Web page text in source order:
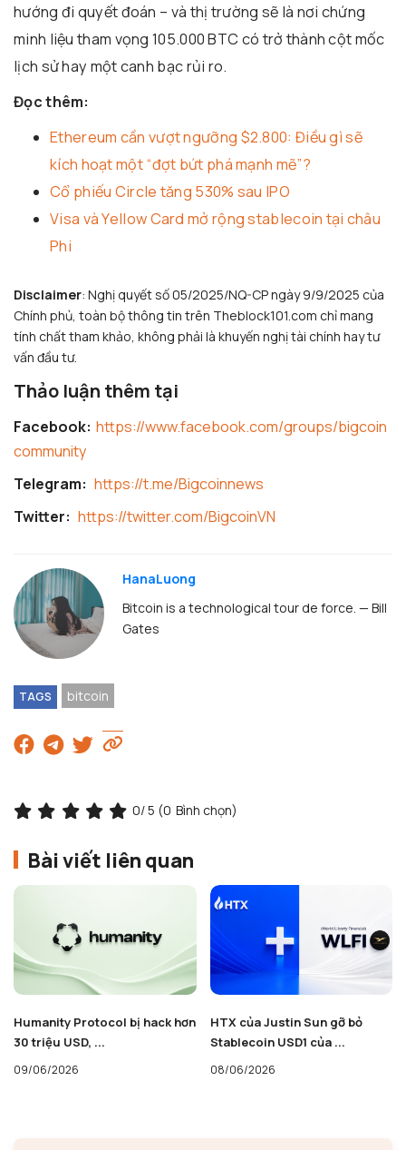
hướng đi quyết đoán – và thị trường sẽ là nơi chứng
minh liệu tham vọng 105.000 BTC có trở thành cột mốc
lịch sử hay một canh bạc rủi ro.
Đọc thêm:
Ethereum cần vượt ngưỡng $2.800: Điều gì sẽ
kích hoạt một “đợt bứt phá mạnh mẽ”?
Cổ phiếu Circle tăng 530% sau IPO
Visa và Yellow Card mở rộng stablecoin tại châu
Phi
Disclaimer: Nghị quyết số 05/2025/NQ-CP ngày 9/9/2025 của
Chính phủ, toàn bộ thông tin trên Theblock101.com chỉ mang
tính chất tham khảo, không phải là khuyến nghị tài chính hay tư
vấn đầu tư.
Thảo luận thêm tại
Facebook: https://www.facebook.com/groups/bigcoin
community
Telegram: https://t.me/Bigcoinnews
Twitter: https://twitter.com/BigcoinVN
HanaLuong
Bitcoin is a technological tour de force. — Bill
Gates
TAGS bitcoin
0/ 5 (0 Bình chọn)
Bài viết liên quan
Humanity Protocol bị hack hơn
30 triệu USD, ...
09/06/2026
HTX của Justin Sun gỡ bỏ
Stablecoin USD1 của ...
08/06/2026